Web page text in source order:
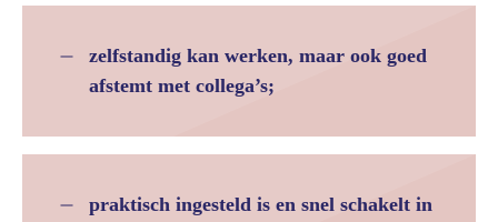
zelfstandig kan werken, maar ook goed
afstemt met collega’s;
praktisch ingesteld is en snel schakelt in